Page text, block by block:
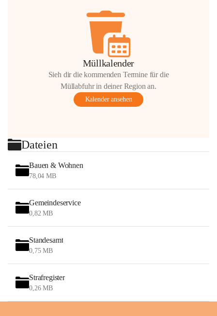
Müllkalender
Sieh dir die kommenden Termine für die
Müllabfuhr in deiner Region an.
Kalender ansehen
Dateien
Bauen & Wohnen
78,04 MB
Gemeindeservice
0,82 MB
Standesamt
0,75 MB
Strafregister
0,26 MB